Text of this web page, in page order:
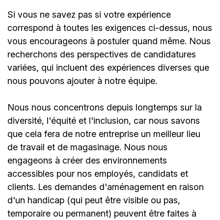
Si vous ne savez pas si votre expérience
correspond à toutes les exigences ci-dessus, nous
vous encourageons à postuler quand même. Nous
recherchons des perspectives de candidatures
variées, qui incluent des expériences diverses que
nous pouvons ajouter à notre équipe.
Nous nous concentrons depuis longtemps sur la
diversité, l'équité et l'inclusion, car nous savons
que cela fera de notre entreprise un meilleur lieu
de travail et de magasinage. Nous nous
engageons à créer des environnements
accessibles pour nos employés, candidats et
clients. Les demandes d'aménagement en raison
d'un handicap (qui peut être visible ou pas,
temporaire ou permanent) peuvent être faites à